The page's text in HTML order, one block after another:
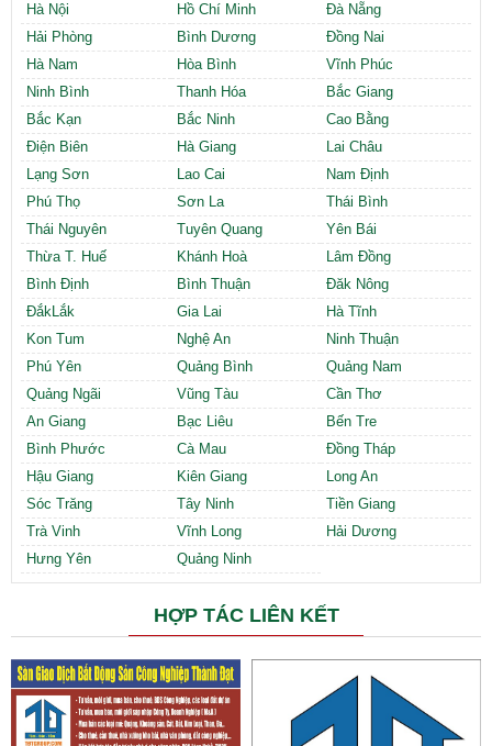
Hà Nội Hồ Chí Minh
Đà Nẵng
Hải Phòng
Bình Dương
Đồng Nai
Hà Nam
Hòa Bình
Vĩnh Phúc
Ninh Bình
Thanh Hóa
Bắc Giang
Bắc Kạn
Bắc Ninh
Cao Bằng
Điện Biên
Hà Giang
Lai Châu
Lạng Sơn
Lao Cai
Nam Định
Phú Thọ
Sơn La
Thái Bình
Thái Nguyên
Tuyên Quang
Yên Bái
Thừa T. Huế
Khánh Hoà
Lâm Đồng
Bình Định
Bình Thuận
Đăk Nông
ĐắkLắk
Gia Lai
Hà Tĩnh
Kon Tum
Nghệ An
Ninh Thuận
Phú Yên
Quảng Bình
Quảng Nam
Quảng Ngãi
Vũng Tàu
Cần Thơ
An Giang
Bạc Liêu
Bến Tre
Bình Phước
Cà Mau
Đồng Tháp
Hậu Giang
Kiên Giang
Long An
Sóc Trăng
Tây Ninh
Tiền Giang
Trà Vinh
Vĩnh Long
Hải Dương
Hưng Yên
Quảng Ninh
HỢP TÁC LIÊN KẾT